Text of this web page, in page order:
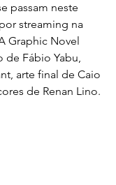
passam neste
streaming na
Graphic Novel
de Fábio Yabu,
arte final de Caio
de Renan Lino.